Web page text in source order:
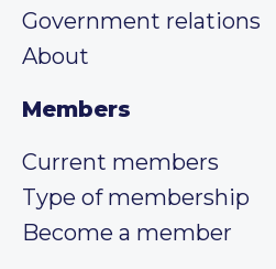
Government relations
About
Members
Current members
Type of membership
Become a member